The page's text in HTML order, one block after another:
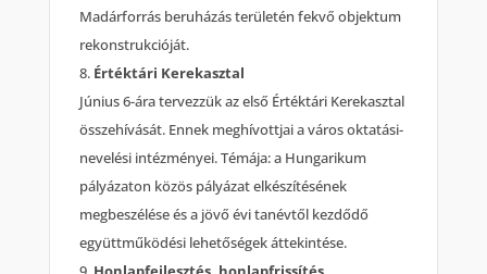
Madárforrás beruházás területén fekvő objektum
rekonstrukcióját.
Értéktári Kerekasztal
Június 6-ára tervezzük az első Értéktári Kerekasztal
összehívását. Ennek meghívottjai a város oktatási-
nevelési intézményei. Témája: a Hungarikum
pályázaton közös pályázat elkészítésének
megbeszélése és a jövő évi tanévtől kezdődő
együttműködési lehetőségek áttekintése.